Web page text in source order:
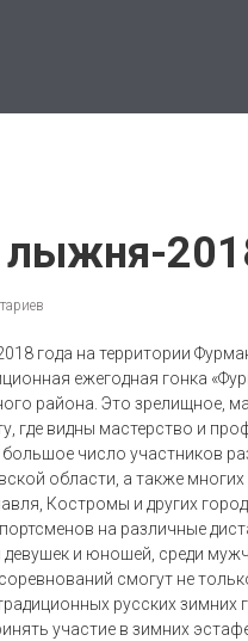
лыжня-
года на территории
ежегодная гонка
района. Это зрелищное,
где видны мастерство и
число участников
области, а также многих
Костромы и других
на различные
девушек и юношей, среди
смогут не
русских зимних
участие в зимних